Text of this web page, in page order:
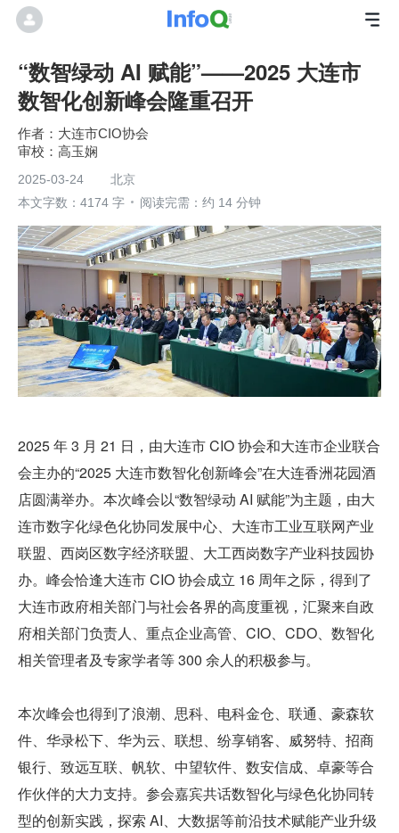
“数智绿动 AI 赋能”——2025 大连市
数智化创新峰会隆重召开
大连市CIO协会
高玉娴
2025-03-24
北京
本文字数：4174 字
阅读完需：约 14 分钟
2025 年 3 月 21 日，由大连市 CIO 协会和大连市企业联合
会主办的“2025 大连市数智化创新峰会”在大连香洲花园酒
店圆满举办。本次峰会以“数智绿动 AI 赋能”为主题，由大
连市数字化绿色化协同发展中心、大连市工业互联网产业
联盟、西岗区数字经济联盟、大工西岗数字产业科技园协
办。峰会恰逢大连市 CIO 协会成立 16 周年之际，得到了
大连市政府相关部门与社会各界的高度重视，汇聚来自政
府相关部门负责人、重点企业高管、CIO、CDO、数智化
相关管理者及专家学者等 300 余人的积极参与。
本次峰会也得到了浪潮、思科、电科金仓、联通、豪森软
件、华录松下、华为云、联想、纷享销客、威努特、招商
银行、致远互联、帆软、中望软件、数安信成、卓豪等合
作伙伴的大力支持。参会嘉宾共话数智化与绿色化协同转
型的创新实践，探索 AI、大数据等前沿技术赋能产业升级